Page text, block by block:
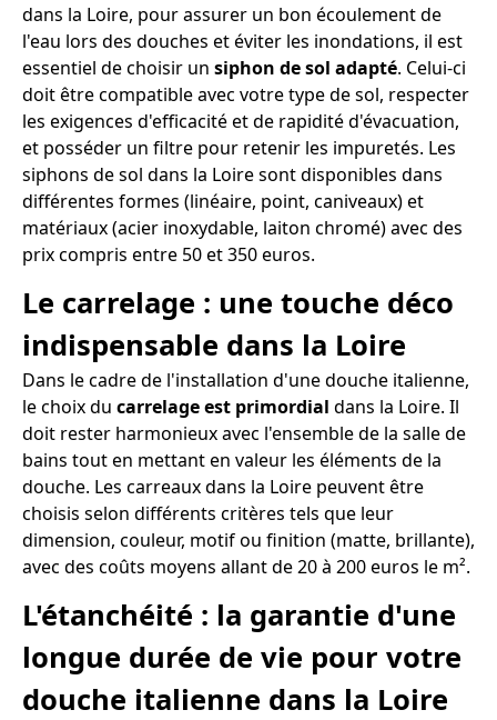
dans la Loire, pour assurer un bon écoulement de
l'eau lors des douches et éviter les inondations, il est
essentiel de choisir un siphon de sol adapté. Celui-ci
doit être compatible avec votre type de sol, respecter
les exigences d'efficacité et de rapidité d'évacuation,
et posséder un filtre pour retenir les impuretés. Les
siphons de sol dans la Loire sont disponibles dans
différentes formes (linéaire, point, caniveaux) et
matériaux (acier inoxydable, laiton chromé) avec des
prix compris entre 50 et 350 euros.
Le carrelage : une touche déco
indispensable dans la Loire
Dans le cadre de l'installation d'une douche italienne,
le choix du carrelage est primordial dans la Loire. Il
doit rester harmonieux avec l'ensemble de la salle de
bains tout en mettant en valeur les éléments de la
douche. Les carreaux dans la Loire peuvent être
choisis selon différents critères tels que leur
dimension, couleur, motif ou finition (matte, brillante),
avec des coûts moyens allant de 20 à 200 euros le m².
L'étanchéité : la garantie d'une
longue durée de vie pour votre
douche italienne dans la Loire